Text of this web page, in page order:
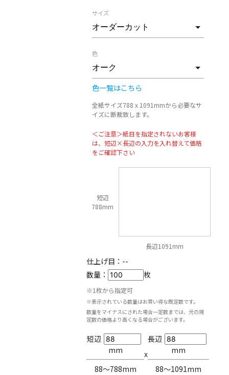
サイズ
色
色一覧はこちら
全紙サイズ788 x 1091mmから必要なサ
イズに断裁致します。
＜ご注意＞紙目を指定されないお客様
は、短辺×長辺の入力を入れ替えて価格
をご確認下さい
短辺
788mm
長辺1091mm
仕上げ目： --
数量：
枚
※1枚から指定可
※表示されている数量はお買い得な既定数です。
数量をマイナスにされた場合一定数までは、元の規
定数の価格より高くなる場合がございます。
短辺
mm
88〜788mm
x
長辺
mm
88〜1091mm